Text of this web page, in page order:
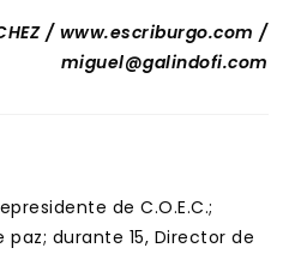
/ www.escriburgo.com /
miguel@galindofi.com
de C.O.E.C.;
durante 15, Director de